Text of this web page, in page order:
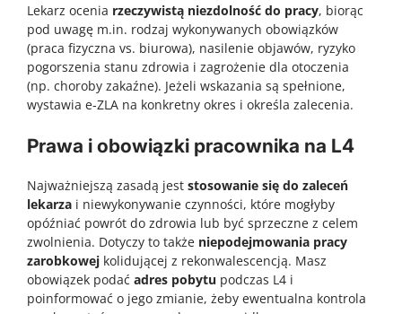
Lekarz ocenia rzeczywistą niezdolność do pracy, biorąc
pod uwagę m.in. rodzaj wykonywanych obowiązków
(praca fizyczna vs. biurowa), nasilenie objawów, ryzyko
pogorszenia stanu zdrowia i zagrożenie dla otoczenia
(np. choroby zakaźne). Jeżeli wskazania są spełnione,
wystawia e‑ZLA na konkretny okres i określa zalecenia.
Prawa i obowiązki pracownika na L4
Najważniejszą zasadą jest stosowanie się do zaleceń
lekarza i niewykonywanie czynności, które mogłyby
opóźniać powrót do zdrowia lub być sprzeczne z celem
zwolnienia. Dotyczy to także niepodejmowania pracy
zarobkowej kolidującej z rekonwalescencją. Masz
obowiązek podać adres pobytu podczas L4 i
poinformować o jego zmianie, żeby ewentualna kontrola